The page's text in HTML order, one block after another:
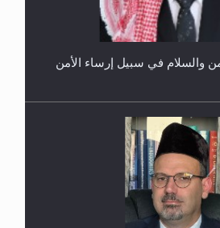
الجامعة الأحمدية بنيجيريا لعام
عليه السلام.....